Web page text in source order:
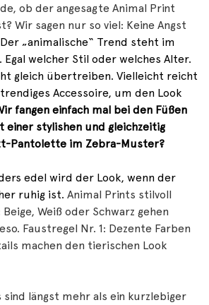
ob der angesagte Animal Print
Wir sagen nur so viel: Keine Angst
Der „animalische“ Trend steht im
welcher Stil oder welches Alter.
gleich übertreiben. Vielleicht reicht
Accessoire, um den Look
fangen einfach mal bei den Füßen
einer stylishen und gleichzeitig
Pantolette im Zebra-Muster?
edel wird der Look, wenn der
ruhig ist. Animal Prints stilvoll
Weiß oder Schwarz gehen
Faustregel Nr. 1: Dezente Farben
machen den tierischen Look
sind längst mehr als ein kurzlebiger